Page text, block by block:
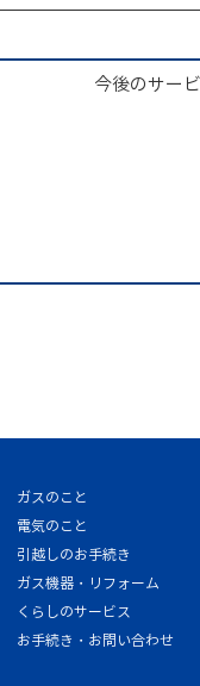
今後のサー
ガスのこと
電気のこと
引越しのお手続き
ガス機器・リフォーム
くらしのサービス
お手続き・お問い合わせ